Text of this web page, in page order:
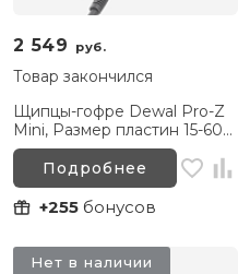
2 549 руб.
Товар закончился
Щипцы-гофре Dewal Pro-Z
Mini, Размер пластин 15-60
мм
Подробнее
+255 бонусов
Нет в наличии